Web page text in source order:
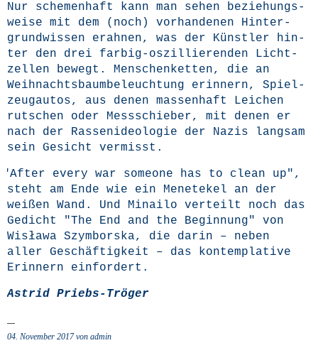
Nur sche­men­haft kann man sehen bezie­hungs­
wei­se mit dem (noch) vor­han­de­nen Hin­ter­
grund­wis­sen erah­nen, was der Künst­ler hin­
ter den drei far­big-oszil­lie­ren­den Licht­
zel­len bewegt. Men­schen­ket­ten, die an
Weih­nachts­baum­be­leuch­tung erin­nern, Spiel­
zeug­au­tos, aus denen mas­sen­haft Lei­chen
rut­schen oder Mess­schie­ber, mit denen er
nach der Ras­sen­ideo­lo­gie der Nazis lang­sam
sein Gesicht vermisst.
"After every war someone has to clean up",
steht am Ende wie ein Mene­te­kel an der
wei­ßen Wand. Und Minai­lo ver­teilt noch das
Gedicht
"The End and the Begin­nung" von
Wisła­wa Szym­borska, die dar­in – neben
aller Geschäf­tig­keit – das kon­tem­pla­ti­ve
Erin­nern einfordert.
Astrid Priebs-Trö­ger
04. November 2017 von admin